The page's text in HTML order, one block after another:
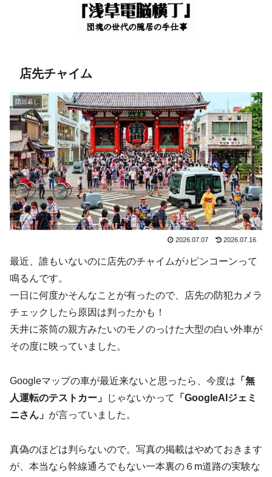
店先チャイム
隠居暮し
2026.07.07 2026.07.16
最近、誰もいないのに店先のチャイムが♪ピンコーンって
鳴るんです。
一日に何度かそんなことが有ったので、店先の防犯カメラ
チェックしたら原因は判ったかも！
天井に茶筒の親方みたいのモノのっけた大型の白い外車が
その度に映っていました。
Googleマップの車が最近来ないと思ったら、今度は 「無
人運転のテストカー」
じゃないかって
「GoogleAIジェミ
ニさん」 が言っていました。
真偽のほどは判らないので。写真の掲載はやめておきます
が、本当なら幹線通ろでもない一本裏の６m道路の実験な